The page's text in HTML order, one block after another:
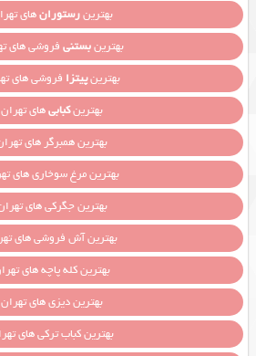
بهترینرستورانهای
بهترینبستنی فروشی های
بهترینپیتزا فروشی های
بهترینکبابیهای تهران
بهترین همبرگر های
بهترین مرغ سوخاری های
بهترین جگرکی های
بهترین آش فروشی های
بهترین کله پاچه های
بهترین دیزی های تهران
بهترین کباب ترکی های